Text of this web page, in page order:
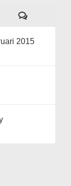
2015